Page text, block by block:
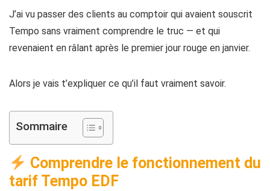
J’ai vu passer des clients au comptoir qui avaient souscrit
Tempo sans vraiment comprendre le truc — et qui
revenaient en râlant après le premier jour rouge en janvier.
Alors je vais t’expliquer ce qu’il faut vraiment savoir.
Sommaire
Comprendre le fonctionnement du
tarif Tempo EDF